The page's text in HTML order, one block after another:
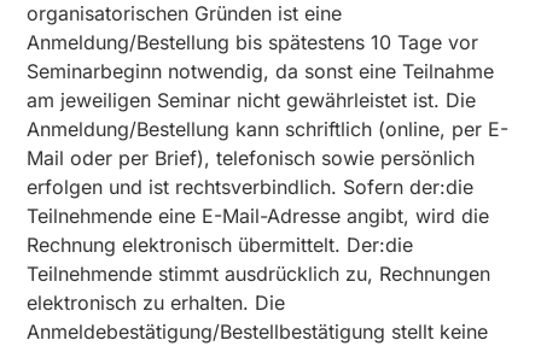
organisatorischen Gründen ist eine
Anmeldung/Bestellung bis spätestens 10 Tage vor
Seminarbeginn notwendig, da sonst eine Teilnahme
am jeweiligen Seminar nicht gewährleistet ist. Die
Anmeldung/Bestellung kann schriftlich (online, per E-
Mail oder per Brief), telefonisch sowie persönlich
erfolgen und ist rechtsverbindlich. Sofern der:die
Teilnehmende eine E-Mail-Adresse angibt, wird die
Rechnung elektronisch übermittelt. Der:die
Teilnehmende stimmt ausdrücklich zu, Rechnungen
elektronisch zu erhalten. Die
Anmeldebestätigung/Bestellbestätigung stellt keine